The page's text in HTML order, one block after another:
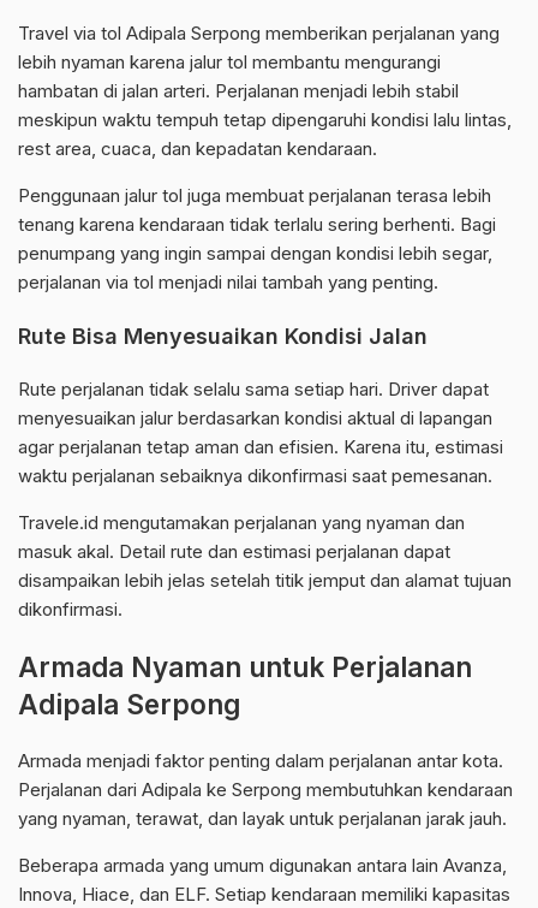
Travel via tol Adipala Serpong memberikan perjalanan yang
lebih nyaman karena jalur tol membantu mengurangi
hambatan di jalan arteri. Perjalanan menjadi lebih stabil
meskipun waktu tempuh tetap dipengaruhi kondisi lalu lintas,
rest area, cuaca, dan kepadatan kendaraan.
Penggunaan jalur tol juga membuat perjalanan terasa lebih
tenang karena kendaraan tidak terlalu sering berhenti. Bagi
penumpang yang ingin sampai dengan kondisi lebih segar,
perjalanan via tol menjadi nilai tambah yang penting.
Rute Bisa Menyesuaikan Kondisi Jalan
Rute perjalanan tidak selalu sama setiap hari. Driver dapat
menyesuaikan jalur berdasarkan kondisi aktual di lapangan
agar perjalanan tetap aman dan efisien. Karena itu, estimasi
waktu perjalanan sebaiknya dikonfirmasi saat pemesanan.
Travele.id mengutamakan perjalanan yang nyaman dan
masuk akal. Detail rute dan estimasi perjalanan dapat
disampaikan lebih jelas setelah titik jemput dan alamat tujuan
dikonfirmasi.
Armada Nyaman untuk Perjalanan
Adipala Serpong
Armada menjadi faktor penting dalam perjalanan antar kota.
Perjalanan dari Adipala ke Serpong membutuhkan kendaraan
yang nyaman, terawat, dan layak untuk perjalanan jarak jauh.
Beberapa armada yang umum digunakan antara lain Avanza,
Innova, Hiace, dan ELF. Setiap kendaraan memiliki kapasitas